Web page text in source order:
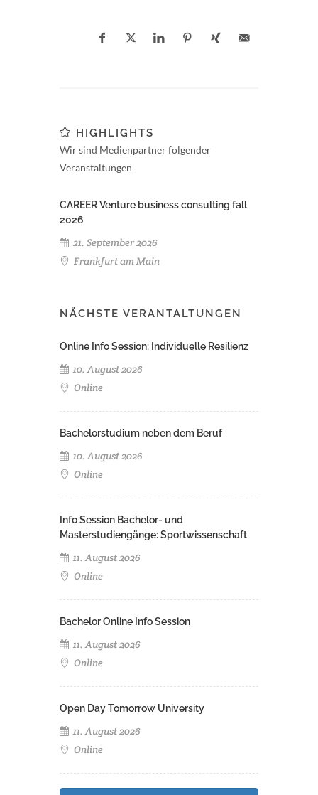
HIGHLIGHTS
Wir sind Medienpartner folgender
Veranstaltungen
CAREER Venture business consulting fall
2026
21. September 2026
Frankfurt am Main
NÄCHSTE VERANTALTUNGEN
Online Info Session: Individuelle Resilienz
10. August 2026
Online
Bachelorstudium neben dem Beruf
10. August 2026
Online
Info Session Bachelor- und
Masterstudiengänge: Sportwissenschaft
11. August 2026
Online
Bachelor Online Info Session
11. August 2026
Online
Open Day Tomorrow University
11. August 2026
Online